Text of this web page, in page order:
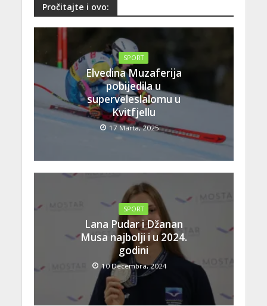
Pročitajte i ovo:
SPORT
Elvedina Muzaferija
pobijedila u
superveleslalomu u
Kvitfjellu
17 Marta, 2025
SPORT
Lana Pudar i Džanan
Musa najbolji i u 2024.
godini
10 Decembra, 2024